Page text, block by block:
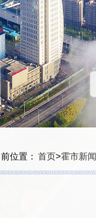
位置： 首页>霍市新闻